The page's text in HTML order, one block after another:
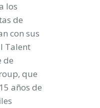
los
de
con sus
Talent
de
que
años de